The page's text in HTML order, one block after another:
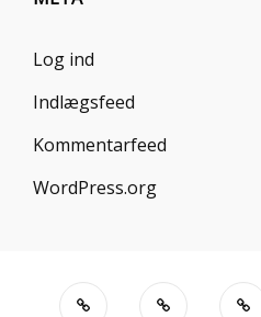
Log ind
Indlægsfeed
Kommentarfeed
WordPress.org